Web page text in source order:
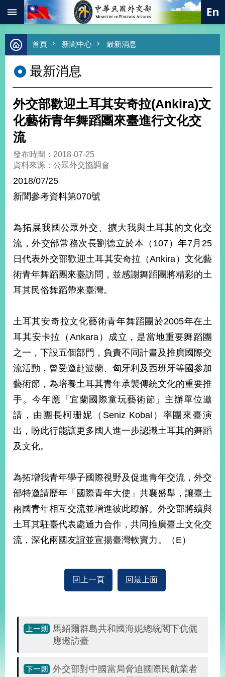
跳到主要內容區塊
進
階
尋
熱
總
合
外
交
值
經
濟
不
落
國
台
和
平
護
照
回
頁
網
站
導
覽
關
於
本
部
新
中
心
外
交
地
國
首頁 新聞中心 最新消息
最新消息
外交部歡迎土耳其安奇拉(Ankira)文
化藝術青年舞蹈團來臺進行文化交
流
發布時間：2018-07-25
資料來源：公眾外交協調會
2018/07/25
新聞參考資料第070號
為拓展我國公眾外交、擴大我與土耳其的文化交
流，外交部常務次長劉德立於本（107）年7月25
日代表外交部歡迎土耳其安奇拉（Ankira）文化藝
術青年舞蹈團來臺訪問，並感謝舞蹈團將精彩的土
耳其民俗舞蹈帶來臺灣。
土耳其安奇拉文化藝術青年舞蹈團於2005年在土
耳其安卡拉（Ankara）成立，是當地重要舞蹈團
之一，下設五個部門，負責不同計畫及推廣國際交
流活動，曾受邀赴波蘭、匈牙利及西班牙等國參加
藝術節，為培養土耳其青年承襲傳統文化的重要推
手。今年應「宜蘭國際童玩藝術節」主辦單位邀
請，由團長柯珊妮（Seniz Kobal）率團來臺演
出，盼此行能讓更多國人進一步認識土耳其的舞蹈
及文化。
為拓增我青年學子國際視野及促進青年交流，外交
部特邀請歷年「國際青年大使」共襄盛舉，讓臺土
兩國青年相互交流並增進彼此瞭解。外交部將續與
土耳其駐臺代表處通力合作，共同推廣臺土文化交
流，深化兩國友誼並宣揚臺灣軟實力。（E）
回上一頁 回最上面
馬紹爾群島共和國海妮總統閣下伉儷
應邀訪臺
外交部對中國當局脅迫國際民航業者